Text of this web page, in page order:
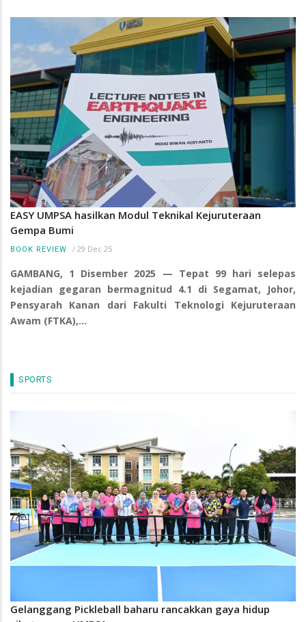
EASY UMPSA hasilkan Modul Teknikal Kejuruteraan
Gempa Bumi
BOOK REVIEW / 29 Dec 25
GAMBANG, 1 Disember 2025 — Tepat 99 hari selepas
kejadian gegaran bermagnitud 4.1 di Segamat, Johor,
Pensyarah Kanan dari Fakulti Teknologi Kejuruteraan
Awam (FTKA),…
SPORTS
Gelanggang Pickleball baharu rancakkan gaya hidup